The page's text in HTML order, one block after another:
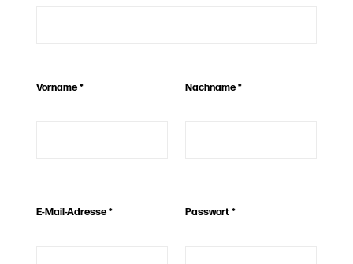
Vorname* Nachname*
E-Mail-Adresse* Passwort*